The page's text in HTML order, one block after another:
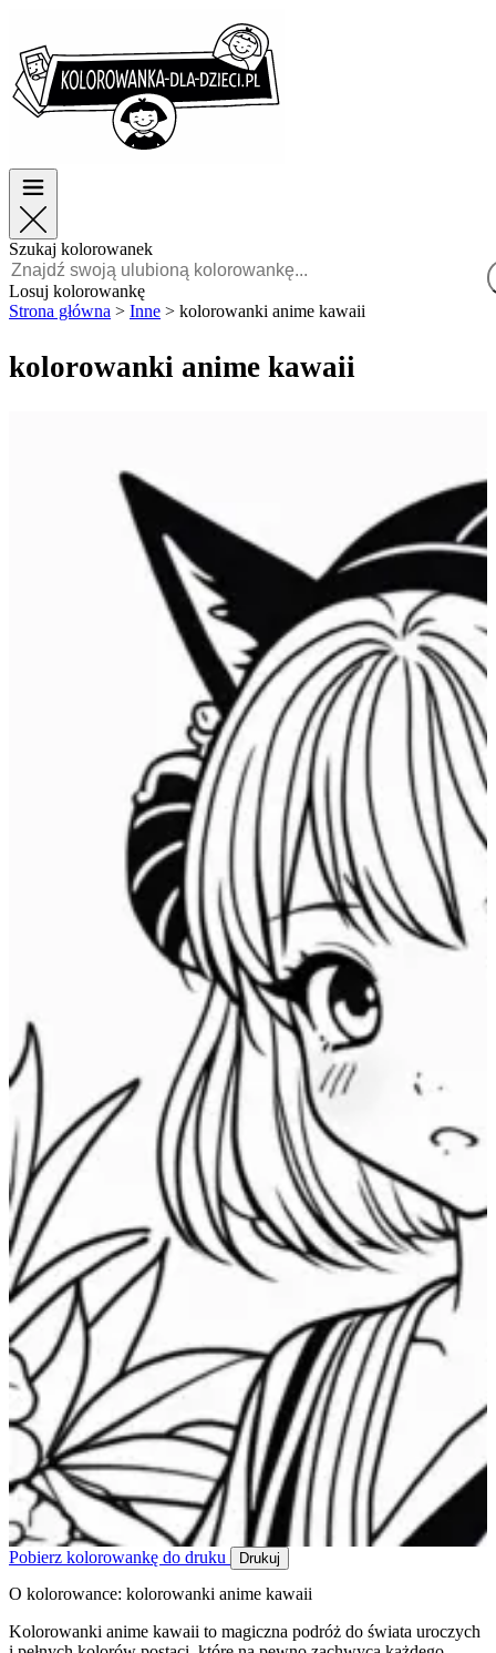
TOP kategorie
Dla chłopców
Dla dziewczynek
Polski
POLSKI
FRANÇAIS
TOP kategorie
Dla chłopców
Dla dziewczynek
Szukaj kolorowanek
Losuj kolorowankę
Strona główna > Inne > kolorowanki anime kawaii
kolorowanki anime kawaii
Pobierz kolorowankę do druku Drukuj
O kolorowance: kolorowanki anime kawaii
Kolorowanki anime kawaii to magiczna podróż do świata uroczych